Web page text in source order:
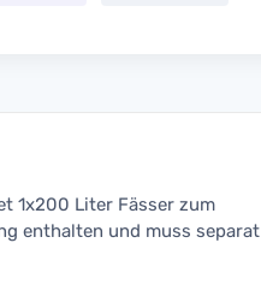
1x200 Liter Fässer zum
enthalten und muss separat